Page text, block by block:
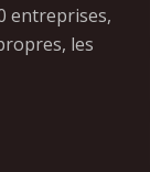
entreprises,
les